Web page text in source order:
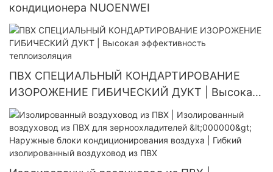
кондиционера NUOENWEI
ПВХ СПЕЦИАЛЬНЫЙ КОНДАРТИРОВАНИЕ
ИЗОРОЖЕНИЕ ГИБИЧЕСКИЙ ДУКТ | Высокая
эффективность теплоизоляция